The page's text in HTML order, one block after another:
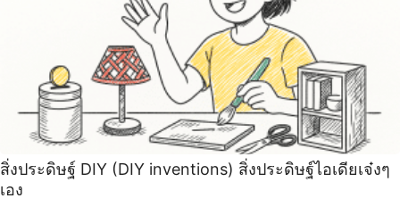
สิ่งประดิษฐ์ DIY (DIY inventions) สิ่งประดิษฐ์ไอเดียเจ๋งๆ
เอง